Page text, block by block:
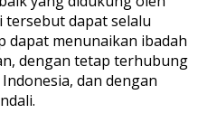
tersebut dapat selalu
dapat menunaikan ibadah
dengan tetap terhubung
dan dengan